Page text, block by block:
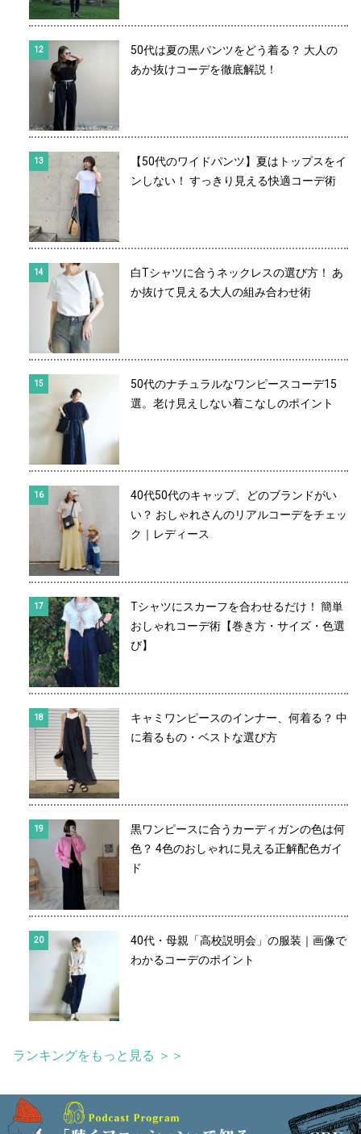
50代は夏の黒パンツをどう着る？ 大人の
あか抜けコーデを徹底解説！
【50代のワイドパンツ】夏はトップスをイ
ンしない！ すっきり見える快適コーデ術
白Tシャツに合うネックレスの選び方！ あ
か抜けて見える大人の組み合わせ術
50代のナチュラルなワンピースコーデ15
選。老け見えしない着こなしのポイント
40代50代のキャップ、どのブランドがい
い？ おしゃれさんのリアルコーデをチェッ
ク｜レディース
Tシャツにスカーフを合わせるだけ！ 簡単
おしゃれコーデ術【巻き方・サイズ・色選
び】
キャミワンピースのインナー、何着る？ 中
に着るもの・ベストな選び方
黒ワンピースに合うカーディガンの色は何
色？ 4色のおしゃれに見える正解配色ガイ
ド
40代・母親「高校説明会」の服装｜画像で
わかるコーデのポイント
ランキングをもっと見る ＞＞